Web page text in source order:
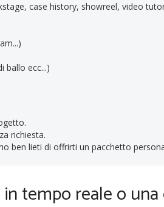
case history, showreel, video
ballo ecc...)
richiesta.
ben lieti di offrirti un pacchetto
tempo reale o